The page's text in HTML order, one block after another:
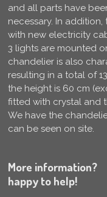
and all parts have
necessary. In
with new electricity
3 lights are mounted
chandelier is also
resulting in a total of
the height is 60 cm
fitted with crystal and
We have the
can be seen on site.
More information?
happy to help!